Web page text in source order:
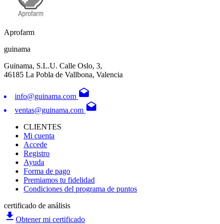
Aprofarm
guinama
Guinama, S.L.U. Calle Oslo, 3,
46185 La Pobla de Vallbona, Valencia
info@guinama.com drafts
ventas@guinama.com drafts
CLIENTES
Mi cuenta
Accede
Registro
Ayuda
Forma de pago
Premiamos tu fidelidad
Condiciones del programa de puntos
certificado de análisis
file_download Obtener mi certificado